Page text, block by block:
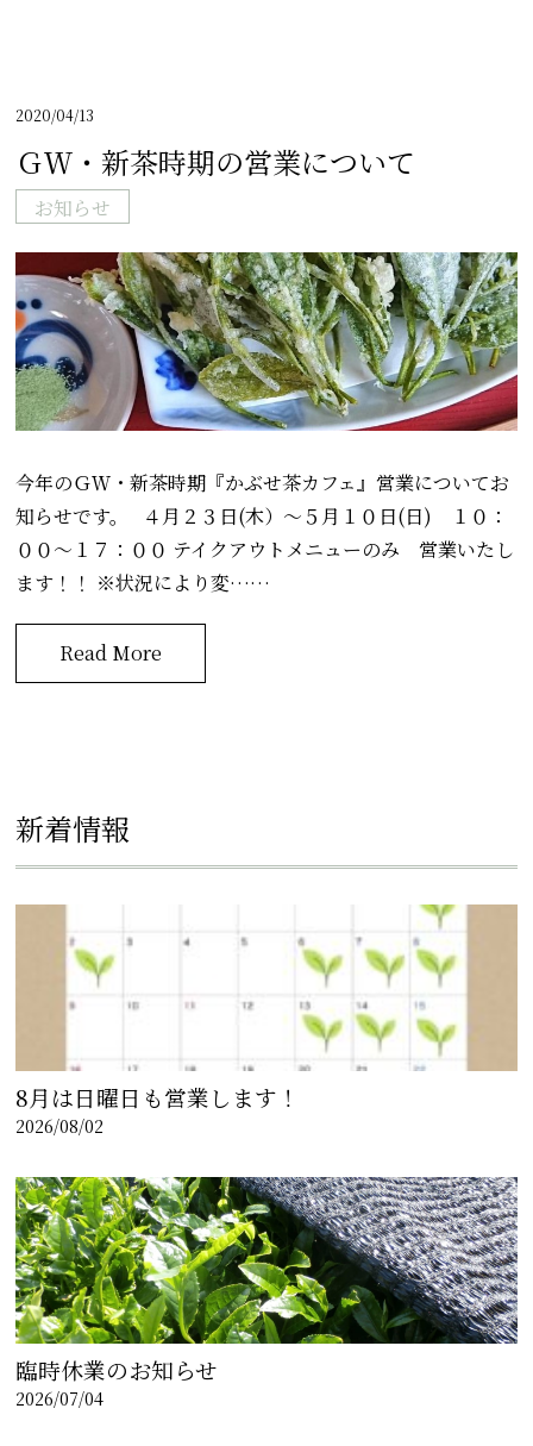
2020/04/13
ＧＷ・新茶時期の営業について
お知らせ
今年のＧＷ・新茶時期『かぶせ茶カフェ』営業についてお
知らせです。 ４月２３日(木）～５月１０日(日) １０：
００～１７：００ テイクアウトメニューのみ 営業いたし
ます！！ ※状況により変……
Read More
新着情報
8月は日曜日も営業します！
2026/08/02
臨時休業のお知らせ
2026/07/04